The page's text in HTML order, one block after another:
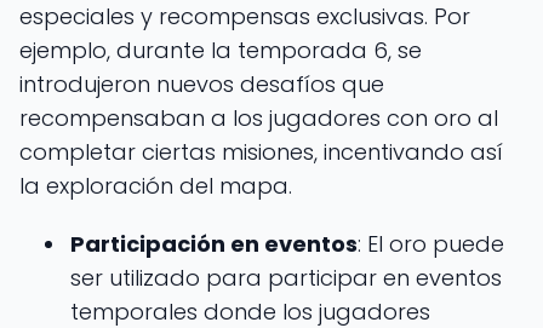
especiales y recompensas exclusivas. Por
ejemplo, durante la temporada 6, se
introdujeron nuevos desafíos que
recompensaban a los jugadores con oro al
completar ciertas misiones, incentivando así
la exploración del mapa.
Participación en eventos: El oro puede
ser utilizado para participar en eventos
temporales donde los jugadores